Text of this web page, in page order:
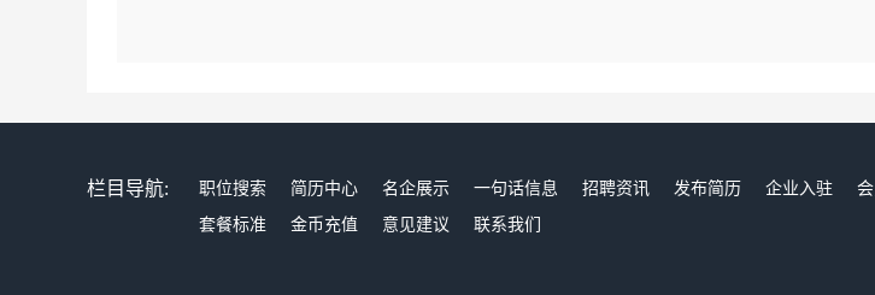
栏目导航: 职位搜索 简历中心 名企展示 一句话信息 招聘资讯 发布简历 企业入驻
套餐标准
金币充值 意见建议 联系我们